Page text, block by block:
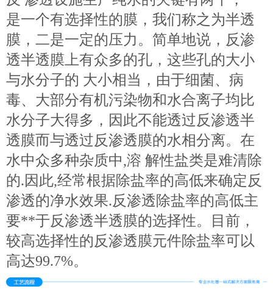
是一个有选择性的膜，我们称之为半透
膜，二是一定的压力。简单地说，反渗
透半透膜上有众多的孔，这些孔的大小
与水分子的 大小相当，由于细菌、病
毒、大部分有机污染物和水合离子均比
水分子大得多，因此不能透过反渗透半
透膜而与透过反渗透膜的水相分离。在
水中众多种杂质中,溶 解性盐类是难清除
的.因此,经常根据除盐率的高低来确定反
渗透的净水效果.反渗透除盐率的高低主
要**于反渗透半透膜的选择性。目前，
较高选择性的反渗透膜元件除盐率可以
高达99.7%。